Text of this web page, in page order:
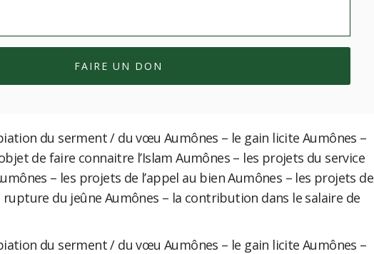
FAIRE UN DON
du serment / du vœu Aumônes – le gain licite Aumônes –
de faire connaitre l’Islam Aumônes – les projets du service
– les projets de l’appel au bien Aumônes – les projets de
rupture du jeûne Aumônes – la contribution dans le salaire de
du serment / du vœu Aumônes – le gain licite Aumônes –